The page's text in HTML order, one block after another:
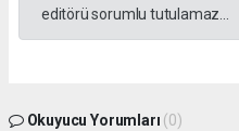
editörü sorumlu tutulamaz...
Okuyucu Yorumları (0)